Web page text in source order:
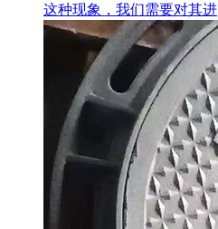
这种现象，我们需要对其进